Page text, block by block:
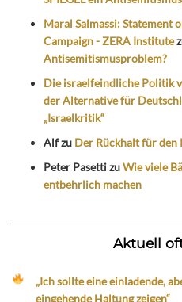
Maral Salmassi: Statement
Campaign - ZERA Institute
Antisemitismusproblem?
Die israelfeindliche Politik
der Alternative für
„Israelkritik“
Alfzu Der Rückhalt für den
Peter PasettizuWie viele
entbehrlich machen
Aktuell
„Ich sollte eine einladende,
eingehende Haltung zeigen“